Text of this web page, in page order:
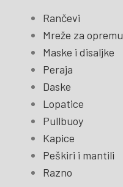
Rančevi
Mreže za opremu
Maske i disaljke
Peraja
Daske
Lopatice
Pullbuoy
Kapice
Peškiri i mantili
Razno